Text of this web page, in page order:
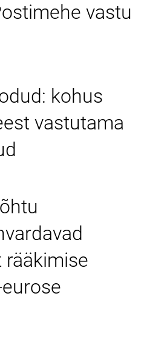
vastu
kohus
vastutama